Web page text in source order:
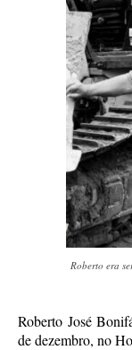
Roberto era
Roberto José
de dezembro, no